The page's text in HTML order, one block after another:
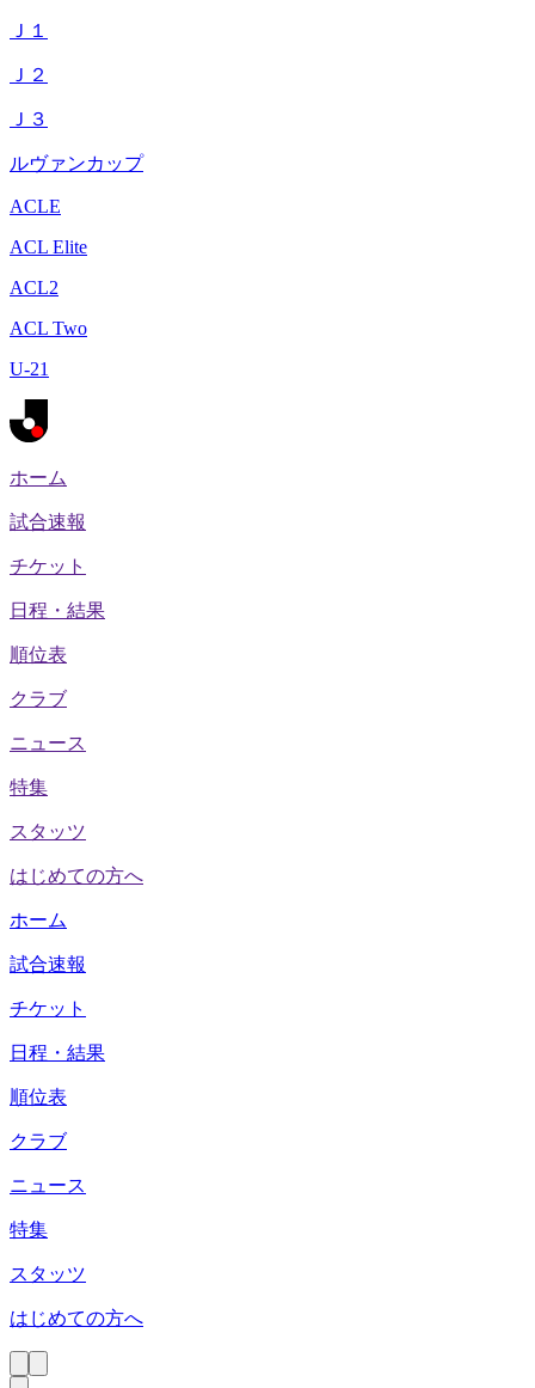
Ｊ１
Ｊ２
Ｊ３
ルヴァンカップ
ACLE
ACL Elite
ACL2
ACL Two
U-21
ホーム
試合速報
チケット
日程・結果
順位表
クラブ
ニュース
特集
スタッツ
はじめての方へ
ホーム
試合速報
チケット
日程・結果
順位表
クラブ
ニュース
特集
スタッツ
はじめての方へ